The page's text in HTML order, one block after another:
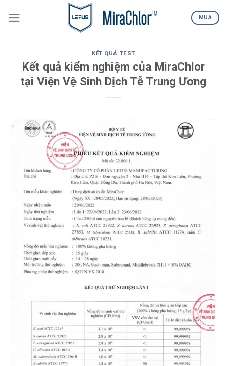
MUA
KẾT QUẢ TEST
Kết quả kiểm nghiệm của MiraChlor
tại Viện Vệ Sinh Dịch Tễ Trung Ương